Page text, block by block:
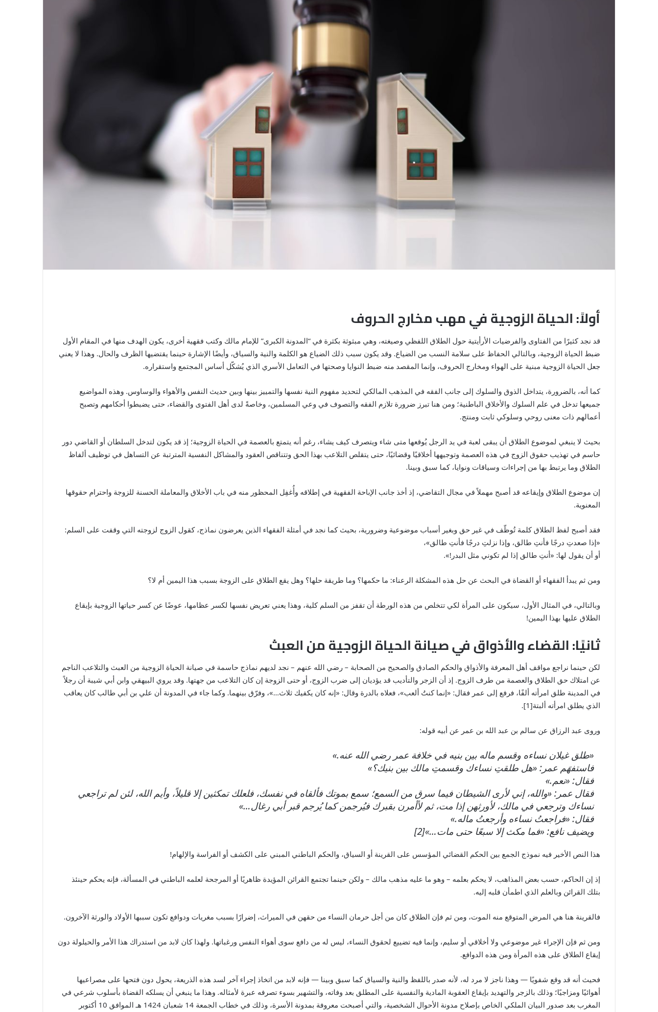
أولاً: الحياة الزوجية في مهب مخارج الحروف
قد نجد كثيرًا من الفتاوى والفرضيات الأرأيتية حول الطلاق اللفظي وصيغته، وهي مبثوثة بكثرة في “المدونة الكبرى” للإمام مالك وكتب فقهية أخرى، يكون الهدف منها في المقام الأول
ضبط الحياة الزوجية، وبالتالي الحفاظ على سلامة النسب من الضياع. وقد يكون سبب ذلك الضياع هو الكلمة والنية والسياق، وأيضًا الإشارة حينما يقتضيها الظرف والحال. وهذا لا يعني
جعل الحياة الزوجية مبنية على الهواء ومخارج الحروف، وإنما المقصد منه ضبط النوايا وصحتها في التعامل الأسري الذي يُشكّل أساس المجتمع واستقراره.
كما أنه، بالضرورة، يتداخل الذوق والسلوك إلى جانب الفقه في المذهب المالكي لتحديد مفهوم النية نفسها والتمييز بينها وبين حديث النفس والأهواء والوساوس. وهذه المواضيع
جميعها تدخل في علم السلوك والأخلاق الباطنية؛ ومن هنا تبرز ضرورة تلازم الفقه والتصوف في وعي المسلمين، وخاصةً لدى أهل الفتوى والقضاء، حتى يضبطوا أحكامهم وتصبح
أعمالهم ذات معنى روحي وسلوكي ثابت ومنتج.
بحيث لا ينبغي لموضوع الطلاق أن يبقى لعبة في يد الرجل يُوقعها متى شاء ويتصرف كيف يشاء، رغم أنه يتمتع بالعصمة في الحياة الزوجية؛ إذ قد يكون لتدخل السلطان أو القاضي دور
حاسم في تهذيب حقوق الزوج في هذه العصمة وتوجيهها أخلاقيًا وقضائيًا، حتى يتقلص التلاعب بهذا الحق وتتناقص العقود والمشاكل النفسية المترتبة عن التساهل في توظيف ألفاظ
الطلاق وما يرتبط بها من إجراءات وسياقات ونوايا، كما سبق وبينا.
إن موضوع الطلاق وإيقاعه قد أصبح مهملاً في مجال التقاضي، إذ أخذ جانب الإباحة الفقهية في إطلاقه وأُغفِل المحظور منه في باب الأخلاق والمعاملة الحسنة للزوجة واحترام حقوقها
المعنوية.
فقد أصبح لفظ الطلاق كلمة تُوظّف في غير حق وبغير أسباب موضوعية وضرورية، بحيث كما نجد في أمثلة الفقهاء الذين يعرضون نماذج، كقول الزوج لزوجته التي وقفت على السلم:
«إذا صعدتِ درجًا فأنتِ طالق، وإذا نزلتِ درجًا فأنتِ طالق»،
أو أن يقول لها: «أنتِ طالق إذا لم تكوني مثل البدر!».
ومن ثم يبدأ الفقهاء أو القضاة في البحث عن حل هذه المشكلة الرعناء: ما حكمها؟ وما طريقة حلها؟ وهل يقع الطلاق على الزوجة بسبب هذا اليمين أم لا؟
وبالتالي، في المثال الأول، سيكون على المرأة لكي تتخلص من هذه الورطة أن تقفز من السلم كلية، وهذا يعني تعريض نفسها لكسر عظامها، عوضًا عن كسر حياتها الزوجية بإيقاع
الطلاق عليها بهذا اليمين!
ثانيًا: القضاء والأذواق في صيانة الحياة الزوجية من العبث
لكن حينما نراجع مواقف أهل المعرفة والأذواق والحكم الصادق والصحيح من الصحابة – رضي الله عنهم – نجد لديهم نماذج حاسمة في صيانة الحياة الزوجية من العبث والتلاعب الناجم
عن امتلاك حق الطلاق والعصمة من طرف الزوج. إذ أن الزجر والتأديب قد يؤديان إلى ضرب الزوج، أو حتى الزوجة إن كان التلاعب من جهتها. وقد يروي البيهقي وابن أبي شيبة أن رجلاً
في المدينة طلق امرأته ألفًا، فرفع إلى عمر فقال: «إنما كنتُ ألعب»، فعلاه بالدرة وقال: «إنه كان يكفيك ثلاث…»، وفرّق بينهما. وكما جاء في المدونة أن علي بن أبي طالب كان يعاقب
الذي يطلق امرأته ألبتة[1].
وروى عبد الرزاق عن سالم بن عبد الله بن عمر عن أبيه قوله:
«طلق غيلان نساءه وقسم ماله بين بنيه في خلافة عمر رضي الله عنه.»
فاستفهَم عمر: «هل طلقتِ نساءك وقسمتِ مالك بين بنيك؟»
فقال: «نعم.»
فقال عمر: «والله، إني لأرى الشيطان فيما سرق من السمع؛ سمع بموتك فألقاه في نفسك، فلعلك تمكثين إلا قليلاً، وأيم الله، لئن لم تراجعي
نساءك وترجعي في مالك، لأورثهن إذا مت، ثم لأأمرن بقبرك فيُرجمن كما يُرجم قبر أبي رغال…»
فقال: «فراجعتُ نساءه وأرجعتُ ماله.»
ويضيف نافع: «فما مكث إلا سبعًا حتى مات…»[2]
هذا النص الأخير فيه نموذج الجمع بين الحكم القضائي المؤسس على القرينة أو السياق، والحكم الباطني المبني على الكشف أو الفراسة والإلهام!
إذ إن الحاكم، حسب بعض المذاهب، لا يحكم بعلمه – وهو ما عليه مذهب مالك – ولكن حينما تجتمع القرائن المؤيدة ظاهريًا أو المرجحة لعلمه الباطني في المسألة، فإنه يحكم حينئذ
بتلك القرائن وبالعلم الذي اطمأن قلبه إليه.
فالقرينة هنا هي المرض المتوقع منه الموت، ومن ثم فإن الطلاق كان من أجل حرمان النساء من حقهن في الميراث، إضرارًا بسبب مغريات ودوافع تكون سببها الأولاد والورثة الآخرون.
ومن ثم فإن الإجراء غير موضوعي ولا أخلاقي أو سليم، وإنما فيه تضييع لحقوق النساء، ليس له من دافع سوى أهواء النفس ورغباتها. ولهذا كان لابد من استدراك هذا الأمر والحيلولة دون
إيقاع الطلاق على هذه المرأة ومن هذه الدوافع.
فحيث أنه قد وقع شفويًا — وهذا ناجز لا مرد له، لأنه صدر باللفظ والنية والسياق كما سبق وبينا — فإنه لابد من اتخاذ إجراء آخر لسد هذه الذريعة، يحول دون فتحها على مصراعيها
أهوائيًا ومزاجيًا؛ وذلك بالزجر والتهديد بإيقاع العقوبة المادية والنفسية على المطلق بعد وفاته، والتشهير بسوء تصرفه عبرة لأمثاله. وهذا ما ينبغي أن يسلكه القضاة بأسلوب شرعي في
المغرب بعد صدور البيان الملكي الخاص بإصلاح مدونة الأحوال الشخصية، والتي أصبحت معروفة بمدونة الأسرة، وذلك في خطاب الجمعة 14 شعبان 1424 هـ الموافق 10 أكتوبر